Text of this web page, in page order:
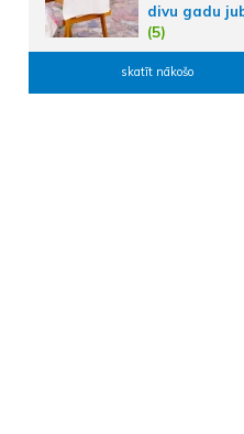
divu gadu
(5)
skatīt nākošo